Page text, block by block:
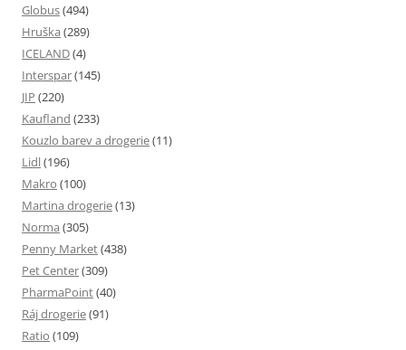
Globus(494)
Hruška (289)
ICELAND(4)
Interspar(145)
JIP (220)
Kaufland (233)
Kouzlo barev a drogerie(11)
Lidl(196)
Makro (100)
Martina drogerie(13)
Norma (305)
Penny Market(438)
Pet Center(309)
PharmaPoint(40)
Ráj drogerie(91)
Ratio (109)